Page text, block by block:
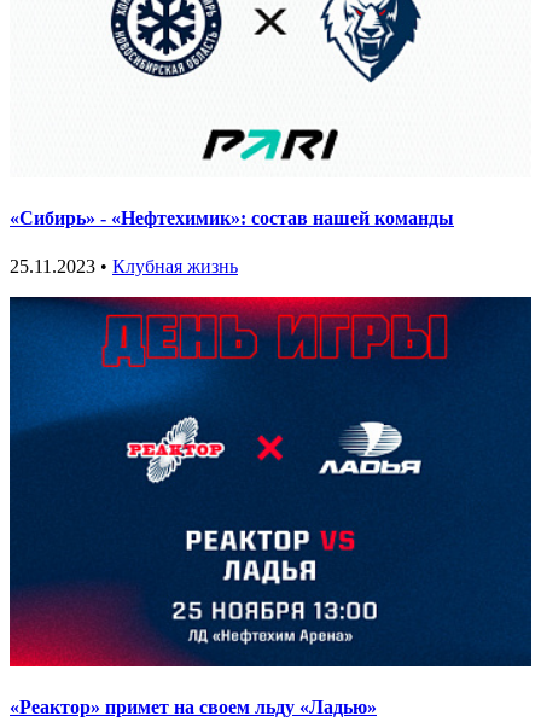
«Сибирь» - «Нефтехимик»: состав нашей команды
25.11.2023 • Клубная жизнь
«Реактор» примет на своем льду «Ладью»